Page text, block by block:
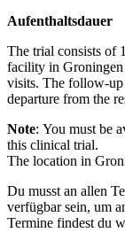
Aufenthaltsdauer
The trial consists of 1
facility in
visits. The follow-up
departure from the
Note: You must be
this clinical trial.
The location in
Du musst an allen
verfügbar sein, um
Termine findest du